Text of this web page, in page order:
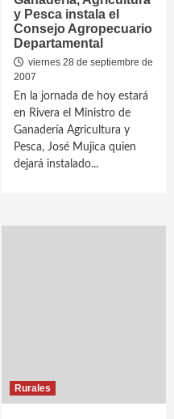
y Pesca instala el
Consejo Agropecuario
Departamental
viernes 28 de septiembre de
2007
En la jornada de hoy estará
en Rivera el Ministro de
Ganadería Agricultura y
Pesca, José Mujica quien
dejará instalado...
Rurales